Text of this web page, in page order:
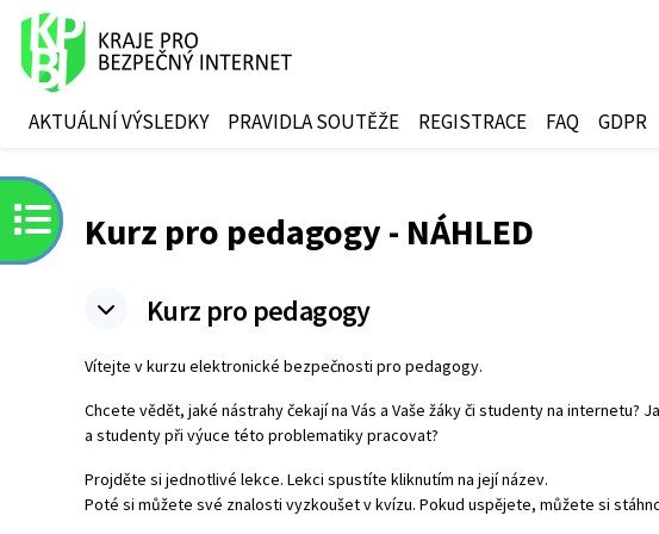
Přejít k hlavnímu obsahu
AKTUÁLNÍ VÝSLEDKY PRAVIDLA SOUTĚŽE REGISTRACE FAQ GDPR
Otevřít indexu kurzuKurz pro pedagogy - NÁHLED
Osnova sekce
Kurz pro pedagogy
Vítejte v kurzu elektronické bezpečnosti pro pedagogy.
Chcete vědět, jaké nástrahy čekají na Vás a Vaše žáky či studenty na
a studenty při výuce této problematiky pracovat?
Projděte si jednotlivé lekce. Lekci spustíte kliknutím na její název.
Poté si můžete své znalosti vyzkoušet v kvízu. Pokud uspějete, můžete si